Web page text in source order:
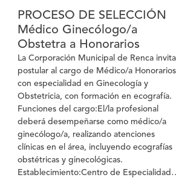
PROCESO DE SELECCIÓN
Médico Ginecólogo/a
Obstetra a Honorarios
La Corporación Municipal de Renca
postular al cargo de Médico/a Honorarios
con especialidad en Ginecología y
Obstetricia, con formación en ecografía.
Funciones del cargo:El/la profesional
deberá desempeñarse como médico/a
ginecólogo/a, realizando atenciones
clínicas en el área, incluyendo ecografías
obstétricas y ginecológicas.
Establecimiento:Centro de